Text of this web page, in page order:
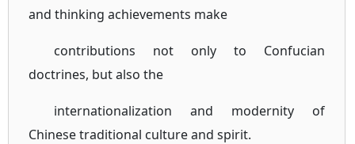
and thinking achievements make
contributions not only to Confucian
doctrines, but also the
internationalization and modernity of
Chinese traditional culture and spirit.